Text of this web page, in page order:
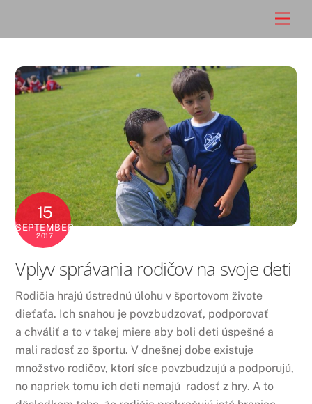
15
SEPTEMBER
2017
Vplyv správania rodičov na svoje deti
Rodičia hrajú ústrednú úlohu v športovom živote
dieťaťa. Ich snahou je povzbudzovať, podporovať
a chváliť a to v takej miere aby boli deti úspešné a
mali radosť zo športu. V dnešnej dobe existuje
množstvo rodičov, ktorí síce povzbudzujú a podporujú,
no napriek tomu ich deti nemajú radosť z hry. A to